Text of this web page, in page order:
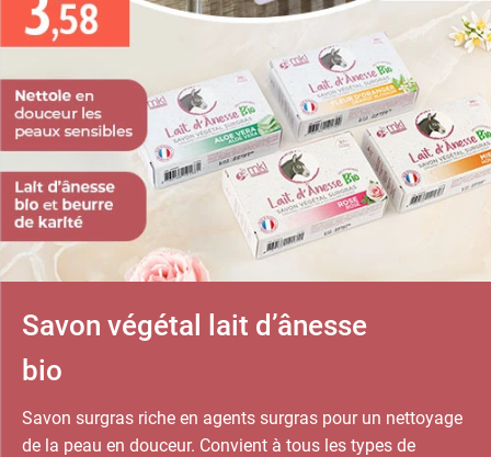
Savon végétal lait d’ânesse
bio
Savon surgras riche en agents surgras pour un nettoyage
de la peau en douceur. Convient à tous les types de